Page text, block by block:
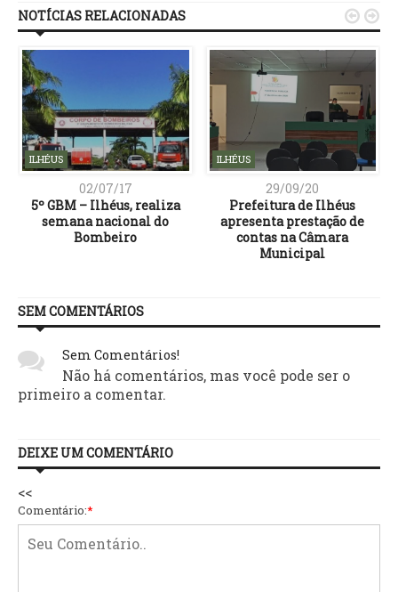
NOTÍCIAS RELACIONADAS
ILHÉUS
02/07/17
5º GBM – Ilhéus, realiza
semana nacional do
Bombeiro
ILHÉUS
29/09/20
Prefeitura de Ilhéus
apresenta prestação de
contas na Câmara
Municipal
 
SEM COMENTÁRIOS
Sem Comentários!
Não há comentários, mas você pode ser o
primeiro a comentar.
DEIXE UM COMENTÁRIO
<<
Comentário:*